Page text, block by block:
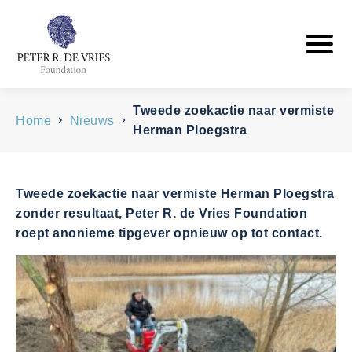
Home Nieuws
Tweede zoekactie naar vermiste
Herman Ploegstra
Tweede zoekactie naar vermiste Herman Ploegstra
zonder resultaat, Peter R. de Vries Foundation
roept anonieme tipgever opnieuw op tot contact.